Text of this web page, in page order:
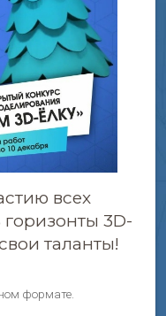
всех
3D-
таланты!
формате.